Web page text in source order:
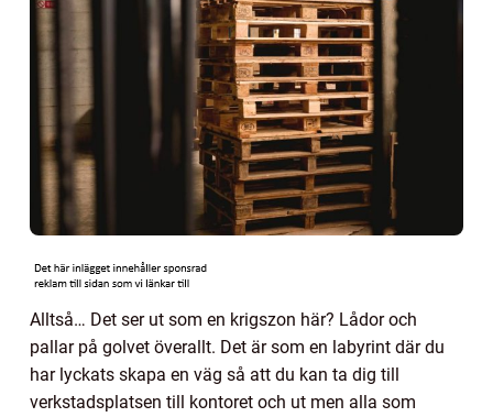
Alltså… Det ser ut som en krigszon här? Lådor och
pallar på golvet överallt. Det är som en labyrint där du
har lyckats skapa en väg så att du kan ta dig till
verkstadsplatsen till kontoret och ut men alla som